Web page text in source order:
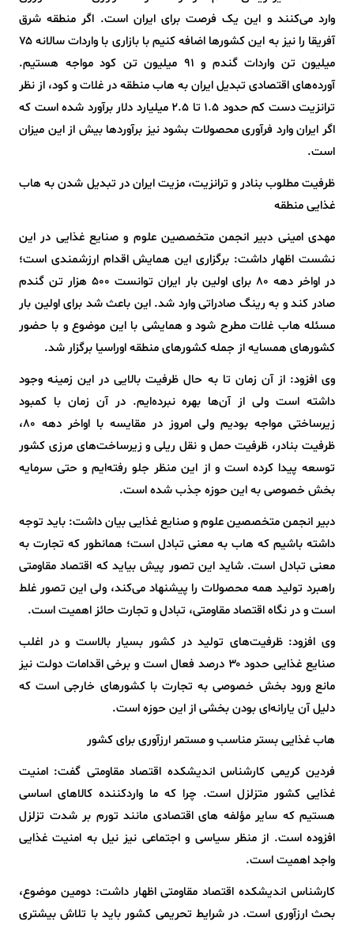
وارد می‌کنند و این یک فرصت برای ایران است. اگر منطقه شرق
آفریقا را نیز به این کشورها اضافه کنیم با بازاری با واردات سالانه ۷۵
میلیون تن واردات گندم و ۹۱ میلیون تن کود مواجه هستیم.
آورده‌های اقتصادی تبدیل ایران به هاب منطقه در غلات و کود، از نظر
ترانزیت دست کم حدود ۱.۵ تا ۲.۵ میلیارد دلار برآورد شده است که
اگر ایران وارد فرآوری محصولات بشود نیز برآوردها بیش از این میزان
است.
ظرفیت مطلوب بنادر و ترانزیت، مزیت ایران در تبدیل شدن به هاب
غذایی منطقه
مهدی امینی دبیر انجمن متخصصین علوم و صنایع غذایی در این
نشست اظهار داشت: برگزاری این همایش اقدام ارزشمندی است؛
در اواخر دهه ۸۰ برای اولین بار ایران توانست ۵۰۰ هزار تن گندم
صادر کند و به رینگ صادراتی وارد شد. این باعث شد برای اولین بار
مسئله هاب غلات مطرح شود و همایشی با این موضوع و با حضور
کشورهای همسایه از جمله کشورهای منطقه اوراسیا برگزار شد.
وی افزود: از آن زمان تا به حال ظرفیت بالایی در این زمینه وجود
داشته است ولی از آن‌ها بهره نبرده‌ایم. در آن زمان با کمبود
زیرساختی مواجه بودیم ولی امروز در مقایسه با اواخر دهه ۸۰،
ظرفیت بنادر، ظرفیت حمل و نقل ریلی و زیرساخت‌های مرزی کشور
توسعه پیدا کرده است و از این منظر جلو رفته‌ایم و حتی سرمایه
بخش خصوصی به این حوزه جذب شده است.
دبیر انجمن متخصصین علوم و صنایع غذایی بیان داشت: باید توجه
داشته باشیم که هاب به معنی تبادل است؛ همانطور که تجارت به
معنی تبادل است. شاید این تصور پیش بیاید که اقتصاد مقاومتی
راهبرد تولید همه محصولات را پیشنهاد می‌کند، ولی این تصور غلط
است و در نگاه اقتصاد مقاومتی، تبادل و تجارت حائز اهمیت است.
وی افزود: ظرفیت‌های تولید در کشور بسیار بالاست و در اغلب
صنایع غذایی حدود ۳۰ درصد فعال است و برخی اقدامات دولت نیز
مانع ورود بخش خصوصی به تجارت با کشورهای خارجی است که
دلیل آن یارانه‌ای بودن بخشی از این حوزه است.
هاب غذایی بستر مناسب و مستمر ارزآوری برای کشور
فردین کریمی کارشناس اندیشکده اقتصاد مقاومتی گفت: امنیت
غذایی کشور متزلزل است. چرا که ما واردکننده کالاهای اساسی
هستیم که سایر مؤلفه های اقتصادی مانند تورم بر شدت تزلزل
افزوده است. از منظر سیاسی و اجتماعی نیز نیل به امنیت غذایی
واجد اهمیت است.
کارشناس اندیشکده اقتصاد مقاومتی اظهار داشت: دومین موضوع،
بحث ارزآوری است. در شرایط تحریمی کشور باید با تلاش بیشتری